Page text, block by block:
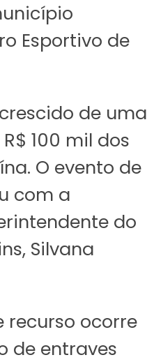
Esportivo de
de uma
100 mil dos
O evento de
com a
do
Silvana
recurso ocorre
de entraves